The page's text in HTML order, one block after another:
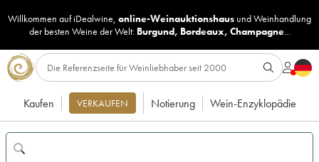
Willkommen auf iDealwine, online-Weinauktionshaus undWeinhandlung
der besten Weine der Welt: Burgund, Bordeaux, Champagne...
Kaufen VERKAUFEN Notierung Wein-Enzyklopädie